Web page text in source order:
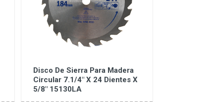
Disco De Sierra Para Madera
Circular 7.1/4" X 24 Dientes X
5/8" 15130LA